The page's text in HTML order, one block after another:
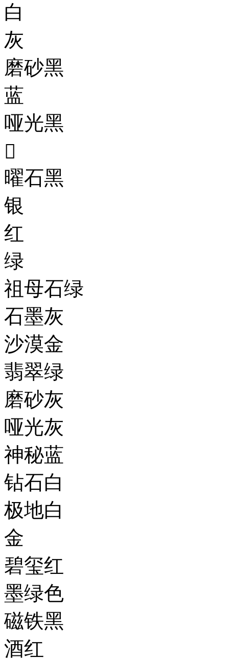
白
灰
磨砂黑
蓝
哑光黑

曜石黑
银
红
绿
祖母石绿
石墨灰
沙漠金
翡翠绿
磨砂灰
哑光灰
神秘蓝
钻石白
极地白
金
碧玺红
墨绿色
磁铁黑
酒红